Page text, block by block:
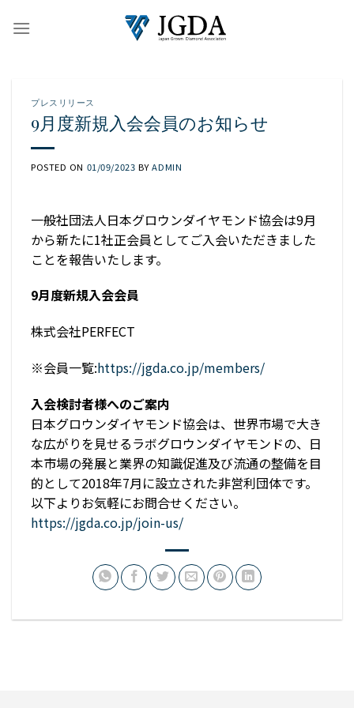
プレスリリース
9月度新規入会会員のお知らせ
POSTED ON 01/09/2023 BYADMIN
一般社団法人日本グロウンダイヤモンド協会は9月
から新たに1社正会員としてご入会いただきました
ことを報告いたします。
9月度新規入会会員
株式会社PERFECT
※会員一覧:https://jgda.co.jp/members/
入会検討者様へのご案内
日本グロウンダイヤモンド協会は、世界市場で大き
な広がりを見せるラボグロウンダイヤモンドの、日
本市場の発展と業界の知識促進及び流通の整備を目
的として2018年7月に設立された非営利団体です。
以下よりお気軽にお問合せください。
https://jgda.co.jp/join-us/